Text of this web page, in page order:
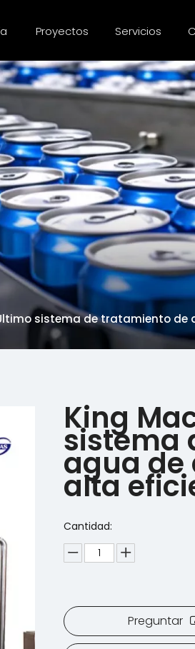
Proyectos Servicios
sistema de tratamiento
King
sistema
agua de
alta
Cantidad:
Preguntar